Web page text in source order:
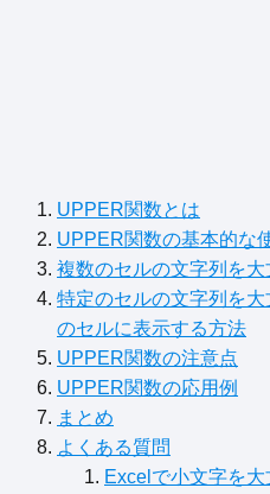
UPPER関数とは
UPPER関数の基本的な
複数のセルの文字列を
特定のセルの文字列を
のセルに表示する方法
UPPER関数の注意点
UPPER関数の応用例
まとめ
よくある質問
Excelで小文字を